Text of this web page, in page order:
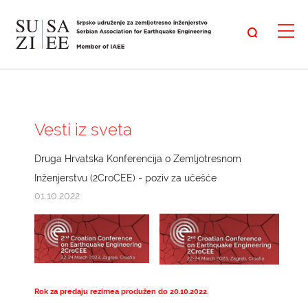
Vesti iz sveta
Druga Hrvatska Konferencija o Zemljotresnom
Inženjerstvu (2CroCEE) - poziv za učešće
01.10.2022
Rok za predaju rezimea produžen do 20.10.2022.